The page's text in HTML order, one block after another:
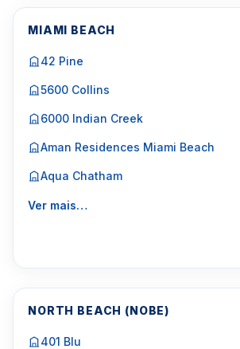
MIAMI BEACH
42 Pine
5600 Collins
6000 Indian Creek
Aman Residences Miami Beach
Aqua Chatham
Ver mais…
NORTH BEACH (NOBE)
401 Blu